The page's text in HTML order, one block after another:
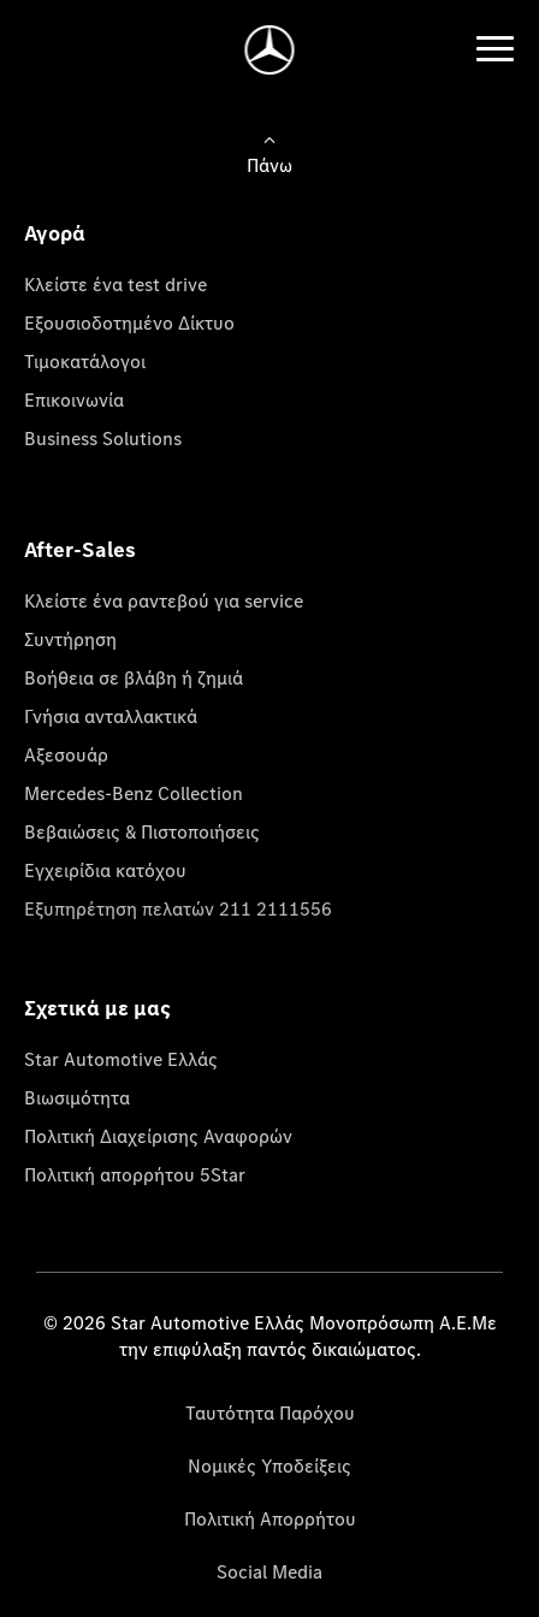
Πάνω
Αγορά
Κλείστε ένα test drive
Εξουσιοδοτημένο Δίκτυο
Τιμοκατάλογοι
Επικοινωνία
Business Solutions
After-Sales
Κλείστε ένα ραντεβού για service
Συντήρηση
Βοήθεια σε βλάβη ή ζημιά
Γνήσια ανταλλακτικά
Αξεσουάρ
Mercedes-Benz Collection
Βεβαιώσεις & Πιστοποιήσεις
Εγχειρίδια κατόχου
Εξυπηρέτηση πελατών 211 2111556
Σχετικά με μας
Star Automotive Ελλάς
Βιωσιμότητα
Πολιτική Διαχείρισης Αναφορών
Πολιτική απορρήτου 5Star
© 2026 Star Automotive Ελλάς Μονοπρόσωπη Α.Ε.Με
την επιφύλαξη παντός δικαιώματος.
Ταυτότητα Παρόχου
Νομικές Υποδείξεις
Πολιτική Απορρήτου
Social Media